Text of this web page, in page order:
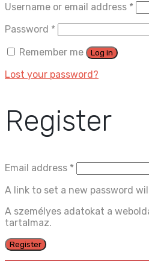
Username or email address *
Password *
Remember me
Log in
Lost your password?
Register
Email address *
A link to set a new password
A személyes adatokat a
tartalmaz.
Register